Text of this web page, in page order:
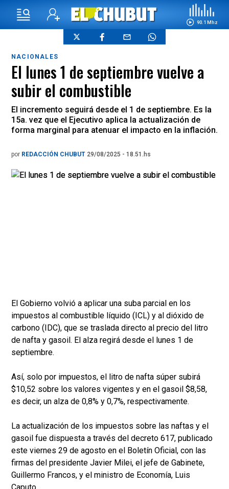
90.1 Mhz
NACIONALES
El lunes 1 de septiembre vuelve a
subir el combustible
El incremento seguirá desde el 1 de septiembre. Es la
15a. vez que el Ejecutivo aplica la actualización de
forma marginal para atenuar el impacto en la inflación.
por REDACCIÓN CHUBUT 29/08/2025 - 18.51.hs
El Gobierno volvió a aplicar una suba parcial en los
impuestos al combustible líquido (ICL) y al dióxido de
carbono (IDC), que se traslada directo al precio del litro
de nafta y gasoil. El alza regirá desde el lunes 1 de
septiembre.
Así, solo por impuestos, el litro de nafta súper subirá
$10,52 sobre los valores vigentes y en el gasoil $8,58,
es decir, un alza de 0,8% y 0,7%, respectivamente.
La actualización de los impuestos sobre las naftas y el
gasoil fue dispuesta a través del decreto 617, publicado
este viernes 29 de agosto en el Boletín Oficial, con las
firmas del presidente Javier Milei, el jefe de Gabinete,
Guillermo Francos, y el ministro de Economía, Luis